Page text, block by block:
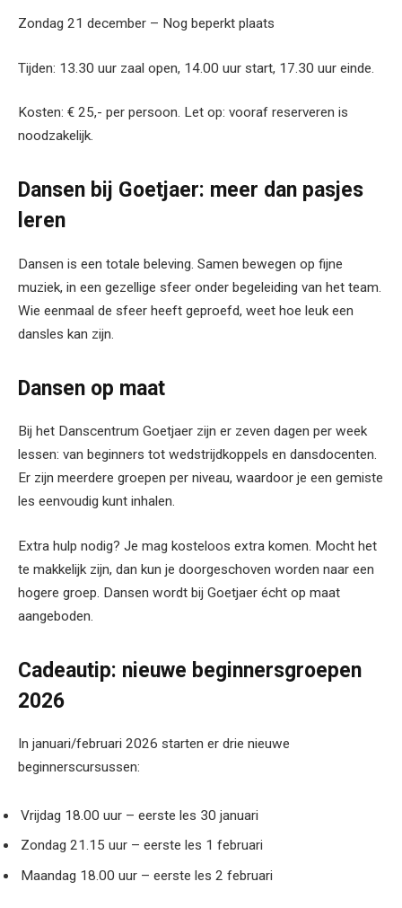
Zondag 21 december – Nog beperkt plaats
Tijden: 13.30 uur zaal open, 14.00 uur start, 17.30 uur einde.
Kosten: € 25,- per persoon. Let op: vooraf reserveren is
noodzakelijk.
Dansen bij Goetjaer: meer dan pasjes
leren
Dansen is een totale beleving. Samen bewegen op fijne
muziek, in een gezellige sfeer onder begeleiding van het team.
Wie eenmaal de sfeer heeft geproefd, weet hoe leuk een
dansles kan zijn.
Dansen op maat
Bij het Danscentrum Goetjaer zijn er zeven dagen per week
lessen: van beginners tot wedstrijdkoppels en dansdocenten.
Er zijn meerdere groepen per niveau, waardoor je een gemiste
les eenvoudig kunt inhalen.
Extra hulp nodig? Je mag kosteloos extra komen. Mocht het
te makkelijk zijn, dan kun je doorgeschoven worden naar een
hogere groep. Dansen wordt bij Goetjaer écht op maat
aangeboden.
Cadeautip: nieuwe beginnersgroepen
2026
In januari/februari 2026 starten er drie nieuwe
beginnerscursussen:
Vrijdag 18.00 uur – eerste les 30 januari
Zondag 21.15 uur – eerste les 1 februari
Maandag 18.00 uur – eerste les 2 februari